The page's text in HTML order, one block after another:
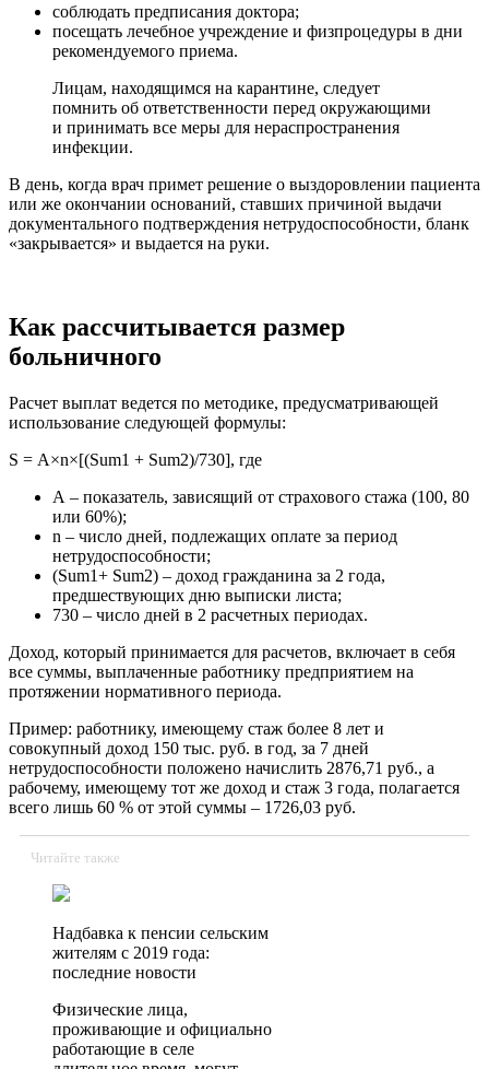
соблюдать предписания доктора;
посещать лечебное учреждение и физпроцедуры в дни
рекомендуемого приема.
Лицам, находящимся на карантине, следует
помнить об ответственности перед окружающими
и принимать все меры для нераспространения
инфекции.
В день, когда врач примет решение о выздоровлении пациента
или же окончании оснований, ставших причиной выдачи
документального подтверждения нетрудоспособности, бланк
«закрывается» и выдается на руки.
Как рассчитывается размер
больничного
Расчет выплат ведется по методике, предусматривающей
использование следующей формулы:
S = А×n×[(Sum1 + Sum2)/730], где
А – показатель, зависящий от страхового стажа (100, 80
или 60%);
n – число дней, подлежащих оплате за период
нетрудоспособности;
(Sum1+ Sum2) – доход гражданина за 2 года,
предшествующих дню выписки листа;
730 – число дней в 2 расчетных периодах.
Доход, который принимается для расчетов, включает в себя
все суммы, выплаченные работнику предприятием на
протяжении нормативного периода.
Пример: работнику, имеющему стаж более 8 лет и
совокупный доход 150 тыс. руб. в год, за 7 дней
нетрудоспособности положено начислить 2876,71 руб., а
рабочему, имеющему тот же доход и стаж 3 года, полагается
всего лишь 60 % от этой суммы – 1726,03 руб.
Читайте также
Надбавка к пенсии сельским
жителям с 2019 года:
последние новости
Физические лица,
проживающие и официально
работающие в селе